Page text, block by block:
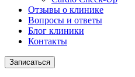
Отзывы о клинике
Вопросы и ответы
Блог клиники
Контакты
Записаться